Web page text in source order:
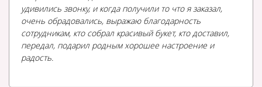
удивились звонку, и когда получили то что я заказал,
очень обрадовались, выражаю благодарность
сотрудникам, кто собрал красивый букет, кто доставил,
передал, подарил родным хорошее настроение и
радость.